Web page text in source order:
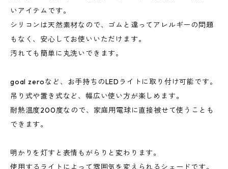
いアイテムです。
シリコンは天然素材なので、ゴムと違ってアレルギーの問題
もなく、安心してお使いいただけます。
汚れても簡単に丸洗いできます。
goal zeroなど、お手持ちのLEDライトに取り付け可能です。
吊り式や置き式など、幅広い使い方が楽しめます。
耐熱温度200度なので、家庭用電球に直接被せて使うことも
できます。
明かりを灯すと表情もがらりと変わります。
使用するライトによって雰囲気を変えられるシェードです。